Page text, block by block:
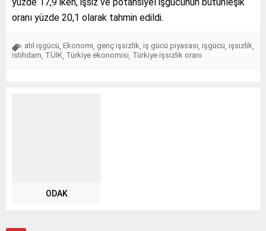
oranı yüzde 20,1 olarak tahmin edildi.
atıl işgücü Ekonomi genç işsizlik iş gücü piyasası işgücü işsizlik
istihdam TÜİK Türkiye ekonomisi Türkiye işsizlik oranı
ODAK